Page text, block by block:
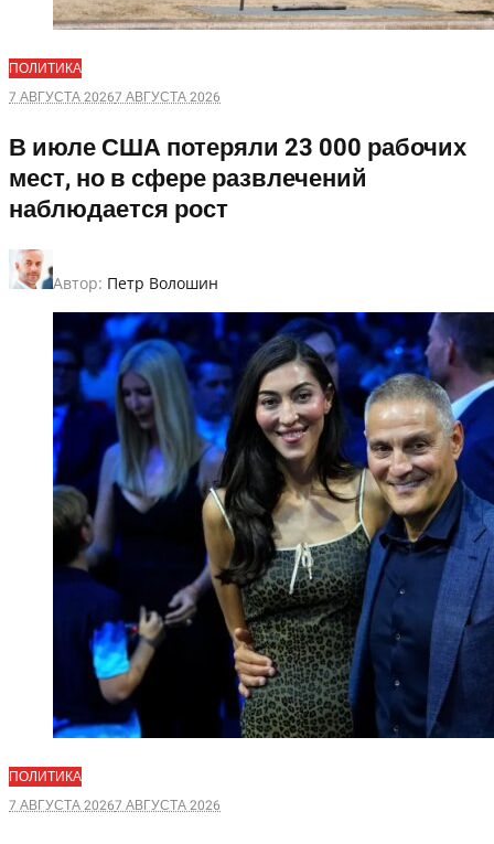
ПОЛИТИКА
7 АВГУСТА 20267 АВГУСТА 2026
В июле США потеряли 23 000 рабочих
мест, но в сфере развлечений
наблюдается рост
Автор: Петр Волошин
ПОЛИТИКА
7 АВГУСТА 20267 АВГУСТА 2026